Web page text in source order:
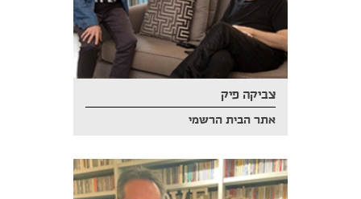
צביקה פיק
אתר הבית הרשמי